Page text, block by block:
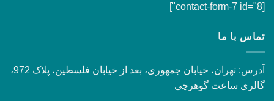
[contact-form-7 id="8"]
تماس با ما
آدرس: تهران، خیابان جمهوری، بعد از خیابان فلسطین، پلاک 972،
گالری ساعت گوهرچی